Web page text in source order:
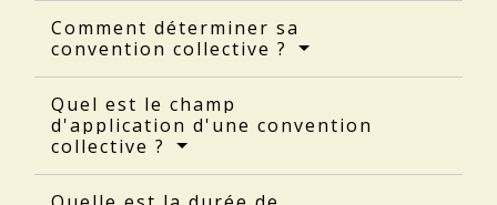
Comment déterminer sa
convention collective ?
Quel est le champ
d'application d'une convention
collective ?